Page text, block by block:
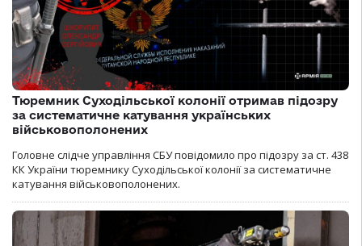
Тюремник Суходільської колонії отримав підозру
за систематичне катування українських
військовополонених
Головне слідче управління СБУ повідомило про підозру за ст. 438
КК України тюремнику Суходільської колонії за систематичне
катування військовополонених.